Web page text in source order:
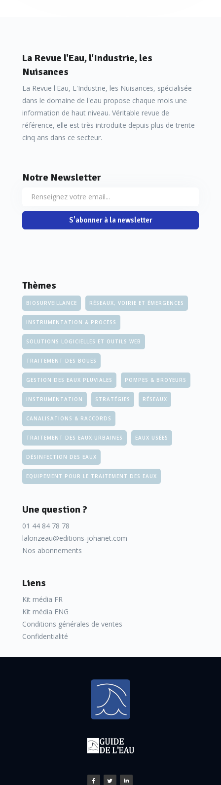
La Revue l'Eau, l'Industrie, les
Nuisances
La Revue l'Eau, L'Industrie, les Nuisances, spécialisée
dans le domaine de l'eau propose chaque mois une
information de haut niveau. Véritable revue de
référence, elle est très introduite depuis plus de trente
cinq ans dans ce secteur.
Notre Newsletter
S'abonner à la newsletter
Thèmes
BIOSURVEILLANCE RÉSEAUX, VOIRIE ET ÉMERGENCES
INSTRUMENTATION & PROCESS
SOLUTIONS LOGICIELLES ET OUTILS WEB
TRAITEMENT DES BOUES
GESTION DES EAUX PLUVIALES POMPES & BROYEURS
INSTRUMENTATION STRATÉGIES RÉSEAUX
CANALISATIONS & RACCORDS
TRAITEMENT DES EAUX URBAINES EAUX USÉES
DÉSINFECTION DES EAUX
EQUIPEMENT POUR LE TRAITEMENT DES EAUX
Une question ?
01 44 84 78 78
lalonzeau@editions-johanet.com
Nos abonnements
Liens
Kit média FR
Kit média ENG
Conditions générales de ventes
Confidentialité